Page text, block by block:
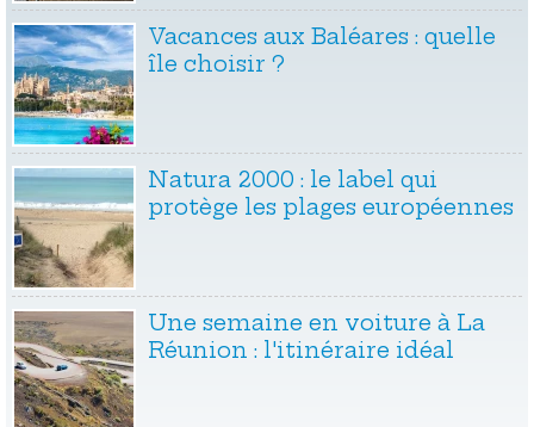
Vacances aux Baléares : quelle
île choisir ?
Natura 2000 : le label qui
protège les plages européennes
Une semaine en voiture à La
Réunion : l'itinéraire idéal